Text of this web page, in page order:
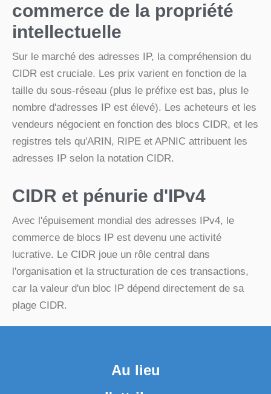
commerce de la propriété
intellectuelle
Sur le marché des adresses IP, la compréhension du
CIDR est cruciale. Les prix varient en fonction de la
taille du sous-réseau (plus le préfixe est bas, plus le
nombre d'adresses IP est élevé). Les acheteurs et les
vendeurs négocient en fonction des blocs CIDR, et les
registres tels qu'ARIN, RIPE et APNIC attribuent les
adresses IP selon la notation CIDR.
CIDR et pénurie d'IPv4
Avec l'épuisement mondial des adresses IPv4, le
commerce de blocs IP est devenu une activité
lucrative. Le CIDR joue un rôle central dans
l'organisation et la structuration de ces transactions,
car la valeur d'un bloc IP dépend directement de sa
plage CIDR.
Au lieu